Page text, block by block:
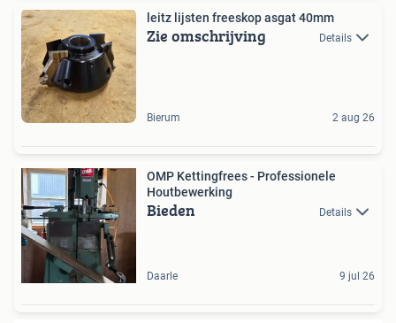
leitz lijsten freeskop asgat 40mm
Zie omschrijving Details
Bierum 2 aug 26
OMP Kettingfrees - Professionele
Houtbewerking
Bieden Details
Daarle 9 jul 26